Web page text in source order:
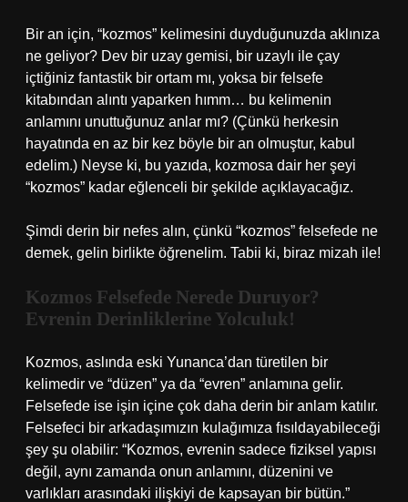
Bir an için, “kozmos” kelimesini duyduğunuzda aklınıza
ne geliyor? Dev bir uzay gemisi, bir uzaylı ile çay
içtiğiniz fantastik bir ortam mı, yoksa bir felsefe
kitabından alıntı yaparken hımm… bu kelimenin
anlamını unuttuğunuz anlar mı? (Çünkü herkesin
hayatında en az bir kez böyle bir an olmuştur, kabul
edelim.) Neyse ki, bu yazıda, kozmosa dair her şeyi
“kozmos” kadar eğlenceli bir şekilde açıklayacağız.
Şimdi derin bir nefes alın, çünkü “kozmos” felsefede ne
demek, gelin birlikte öğrenelim. Tabii ki, biraz mizah ile!
Kozmos Felsefede Nerede Duruyor?
Evrenin Derinliklerine Yolculuk!
Kozmos, aslında eski Yunanca’dan türetilen bir
kelimedir ve “düzen” ya da “evren” anlamına gelir.
Felsefede ise işin içine çok daha derin bir anlam katılır.
Felsefeci bir arkadaşımızın kulağımıza fısıldayabileceği
şey şu olabilir: “Kozmos, evrenin sadece fiziksel yapısı
değil, aynı zamanda onun anlamını, düzenini ve
varlıkları arasındaki ilişkiyi de kapsayan bir bütün.”